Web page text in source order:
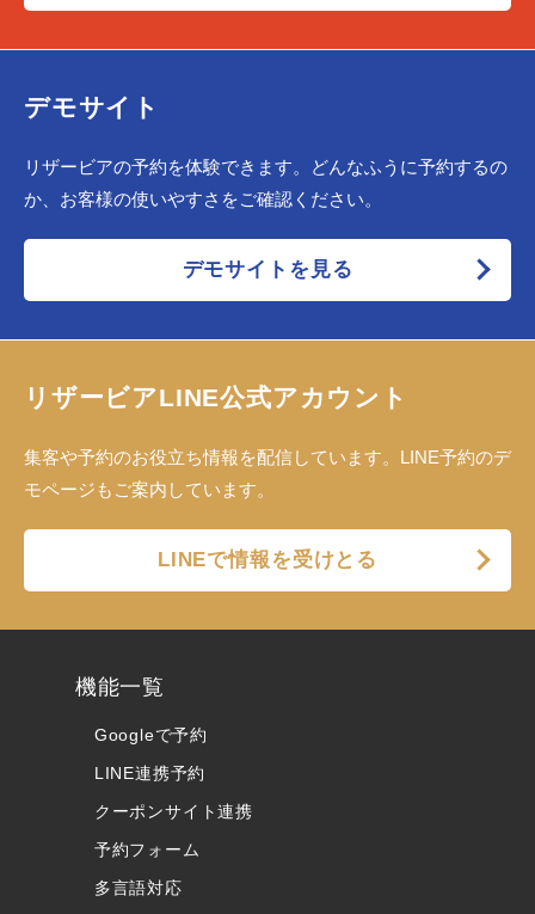
デモサイト
リザービアの予約を体験できます。どんなふうに予約するの
か、お客様の使いやすさをご確認ください。
デモサイトを見る
リザービアLINE公式アカウント
集客や予約のお役立ち情報を配信しています。LINE予約のデ
モページもご案内しています。
LINEで情報を受けとる
機能一覧
Googleで予約
LINE連携予約
クーポンサイト連携
予約フォーム
多言語対応